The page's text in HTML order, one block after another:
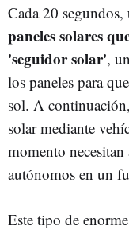
Cada 20 segundos,
paneles solares
'seguidor solar',
los paneles para
sol. A
solar mediante
momento
autónomos en un
Este tipo de